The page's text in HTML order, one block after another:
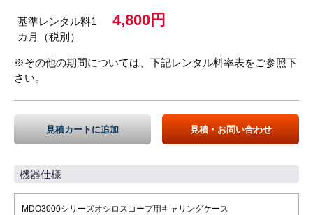
基準レンタル料1
カ月（税別）
4,800円
※その他の期間については、下記レンタル料率表をご参照下
さい。
見積カートに追加 見積・お問い合わせ
機器仕様
MDO3000シリーズオシロスコープ用キャリングケース